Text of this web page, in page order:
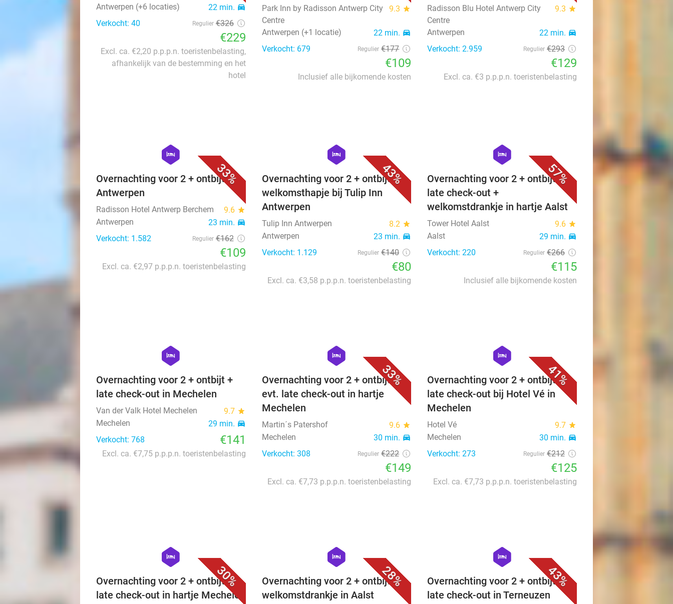
Antwerpen (+6 locaties) 22 min. directions_car
Verkocht: 40 Regulier €326
€229
Excl. ca. €2,20 p.p.p.n. toeristenbelasting,
afhankelijk van de bestemming en het
hotel
Park Inn by Radisson Antwerp City
Centre
9.3 star
Antwerpen (+1 locatie) 22 min. directions_car
Verkocht: 679 Regulier €177
€109
Inclusief alle bijkomende kosten
Radisson Blu Hotel Antwerp City
Centre
9.3 star
Antwerpen 22 min. directions_car
Verkocht: 2.959 Regulier €293
€129
Excl. ca. €3 p.p.p.n. toeristenbelasting
33%
hexagon
hotel
Overnachting voor 2 + ontbijt in
Antwerpen
Radisson Hotel Antwerp Berchem 9.6 star
Antwerpen 23 min. directions_car
Verkocht: 1.582 Regulier €162
€109
Excl. ca. €2,97 p.p.p.n. toeristenbelasting
43%
hexagon
hotel
Overnachting voor 2 + ontbijt +
welkomsthapje bij Tulip Inn
Antwerpen
Tulip Inn Antwerpen 8.2 star
Antwerpen 23 min. directions_car
Verkocht: 1.129 Regulier €140
€80
Excl. ca. €3,58 p.p.p.n. toeristenbelasting
57%
hexagon
hotel
Overnachting voor 2 + ontbijt +
late check-out +
welkomstdrankje in hartje Aalst
Tower Hotel Aalst 9.6 star
Aalst 29 min. directions_car
Verkocht: 220 Regulier €266
€115
Inclusief alle bijkomende kosten
hexagon
hotel
Overnachting voor 2 + ontbijt +
late check-out in Mechelen
Van der Valk Hotel Mechelen 9.7 star
Mechelen 29 min. directions_car
Verkocht: 768 €141
Excl. ca. €7,75 p.p.p.n. toeristenbelasting
33%
hexagon
hotel
Overnachting voor 2 + ontbijt +
evt. late check-out in hartje
Mechelen
Martin´s Patershof 9.6 star
Mechelen 30 min. directions_car
Verkocht: 308 Regulier €222
€149
Excl. ca. €7,73 p.p.p.n. toeristenbelasting
41%
hexagon
hotel
Overnachting voor 2 + ontbijt +
late check-out bij Hotel Vé in
Mechelen
Hotel Vé 9.7 star
Mechelen 30 min. directions_car
Verkocht: 273 Regulier €212
€125
Excl. ca. €7,73 p.p.p.n. toeristenbelasting
30%
hexagon
hotel
Overnachting voor 2 + ontbijt +
late check-out in hartje Mechelen
28%
hexagon
hotel
Overnachting voor 2 + ontbijt +
welkomstdrankje in Aalst
43%
hexagon
hotel
Overnachting voor 2 + ontbijt +
late check-out in Terneuzen